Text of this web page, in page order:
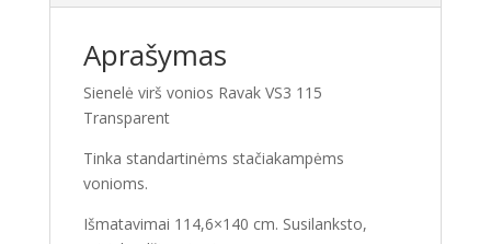
Aprašymas
Sienelė virš vonios Ravak VS3 115
Transparent
Tinka standartinėms stačiakampėms
vonioms.
Išmatavimai 114,6×140 cm. Susilanksto,